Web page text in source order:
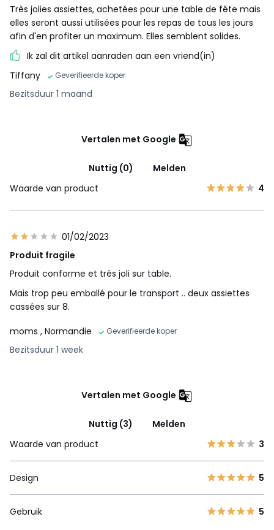
Très jolies assiettes, achetées pour une table de fête mais
elles seront aussi utilisées pour les repas de tous les jours
afin d'en profiter un maximum. Elles semblent solides.
Ik zal dit artikel aanraden aan een vriend(in)
Tiffany
Geverifieerde koper
Bezitsduur 1 maand
Vertalen met Google
Nuttig (0)
Melden
Waarde van product
4
01/02/2023
Produit fragile
Produit conforme et très joli sur table.
Mais trop peu emballé pour le transport .. deux assiettes
cassées sur 8.
moms , Normandie Geverifieerde koper
Bezitsduur 1 week
Vertalen met Google
Nuttig (3)
Melden
Waarde van product
3
Design 5
Gebruik 5